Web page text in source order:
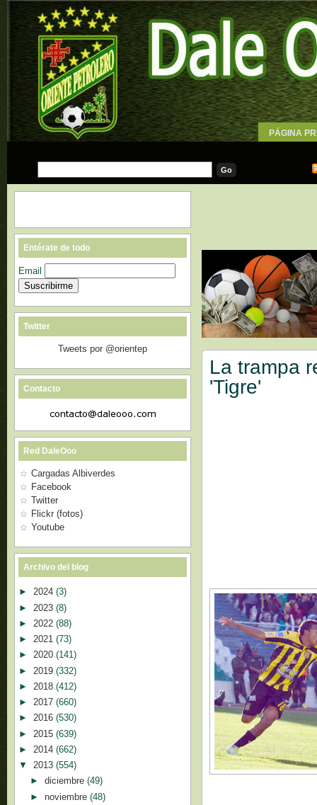
PÁGINA
La trampa
'Tigre'
Entérate de todo
Email
Twitter
Tweets por @orientep
Contacto
Red DaleOoo
Cargadas Albiverdes
Facebook
Twitter
Flickr (fotos)
Youtube
Archivo del blog
► 2024 (3)
► 2023 (8)
► 2022 (88)
► 2021 (73)
► 2020 (141)
► 2019 (332)
► 2018 (412)
► 2017 (660)
► 2016 (530)
► 2015 (639)
► 2014 (662)
▼ 2013 (554)
► diciembre (49)
► noviembre (48)